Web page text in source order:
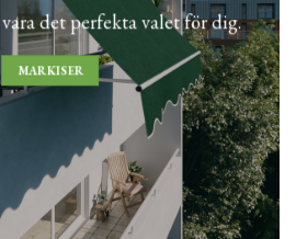
det perfekta valet för dig.
MARKISER